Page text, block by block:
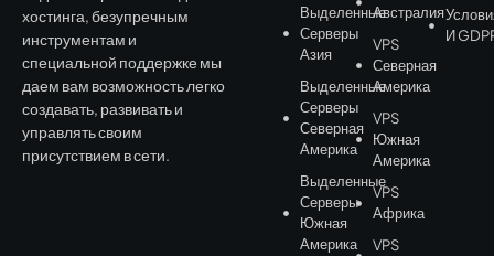
хостинга, безупречным
инструментам и
специальной поддержке мы
даем вам возможность легко
создавать, развивать и
управлять своим
присутствием в сети.
Выделенные
Серверы
Азия
Выделенные
Серверы
Северная
Америка
Выделенные
Серверы
Южная
Америка
Австралия
VPS
Северная
Америка
VPS
Южная
Америка
VPS
Африка
VPS
И